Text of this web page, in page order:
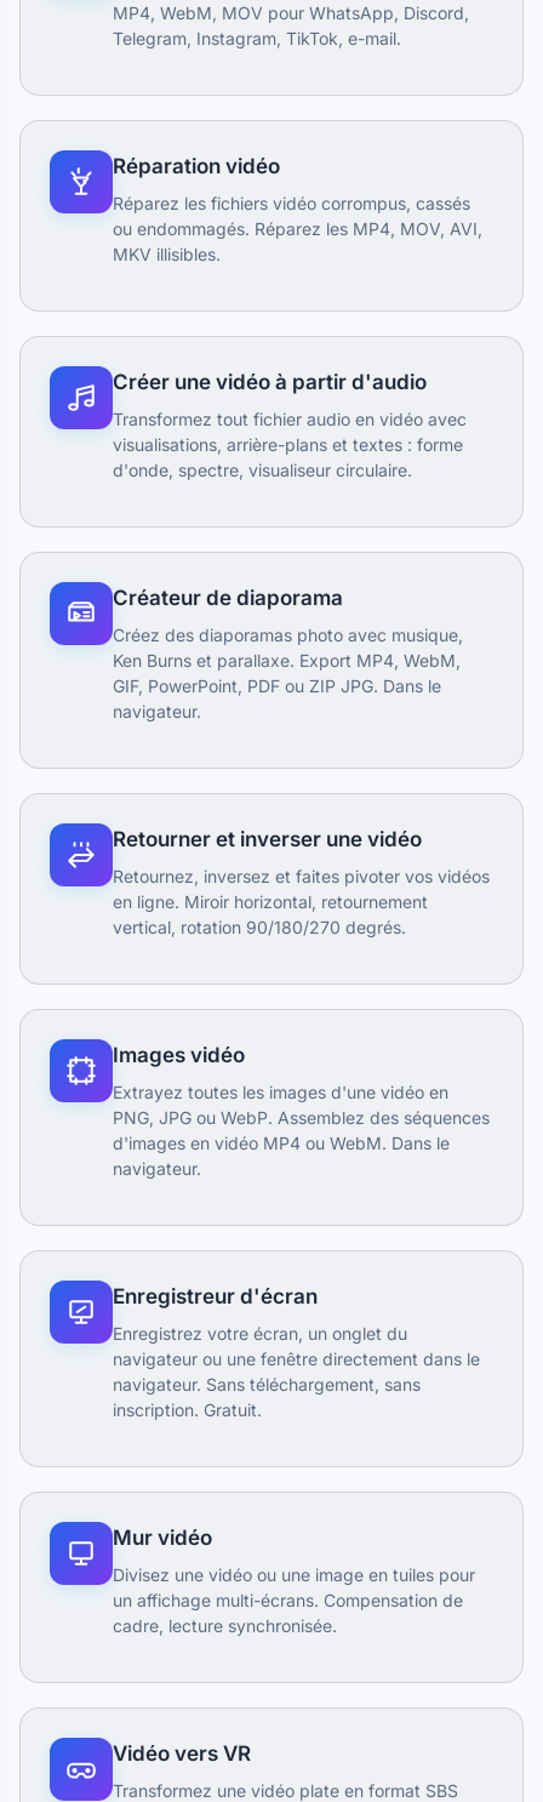
MP4, WebM, MOV pour WhatsApp, Discord,
Telegram, Instagram, TikTok, e-mail.
Réparation vidéo
Réparez les fichiers vidéo corrompus, cassés
ou endommagés. Réparez les MP4, MOV, AVI,
MKV illisibles.
Créer une vidéo à partir d'audio
Transformez tout fichier audio en vidéo avec
visualisations, arrière-plans et textes : forme
d'onde, spectre, visualiseur circulaire.
Créateur de diaporama
Créez des diaporamas photo avec musique,
Ken Burns et parallaxe. Export MP4, WebM,
GIF, PowerPoint, PDF ou ZIP JPG. Dans le
navigateur.
Retourner et inverser une vidéo
Retournez, inversez et faites pivoter vos vidéos
en ligne. Miroir horizontal, retournement
vertical, rotation 90/180/270 degrés.
Images vidéo
Extrayez toutes les images d'une vidéo en
PNG, JPG ou WebP. Assemblez des séquences
d'images en vidéo MP4 ou WebM. Dans le
navigateur.
Enregistreur d'écran
Enregistrez votre écran, un onglet du
navigateur ou une fenêtre directement dans le
navigateur. Sans téléchargement, sans
inscription. Gratuit.
Mur vidéo
Divisez une vidéo ou une image en tuiles pour
un affichage multi-écrans. Compensation de
cadre, lecture synchronisée.
Vidéo vers VR
Transformez une vidéo plate en format SBS